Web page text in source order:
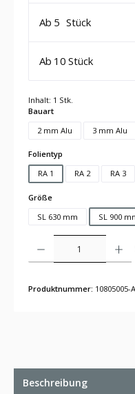
Ab 5 Stück
Ab 10 Stück
Inhalt: 1 Stk.
Bauartauswählen
2 mm Alu
3 mm Alu
Folientyp
RA 1
RA 2 RA 3
Größeauswählen
SL 630 mm
SL 900
Produktnummer: 10805005-
Beschreibung